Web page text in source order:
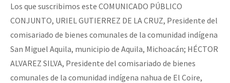
Los que suscribimos este COMUNICADO PÚBLICO
CONJUNTO, URIEL GUTIERREZ DE LA CRUZ, Presidente del
comisariado de bienes comunales de la comunidad indígena
San Miguel Aquila, municipio de Aquila, Michoacán; HÉCTOR
ALVAREZ SILVA, Presidente del comisariado de bienes
comunales de la comunidad indígena nahua de El Coire,